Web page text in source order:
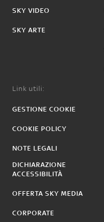
SKY VIDEO
SKY ARTE
Link utili:
GESTIONE COOKIE
COOKIE POLICY
NOTE LEGALI
DICHIARAZIONE
ACCESSIBILITÀ
OFFERTA SKY MEDIA
CORPORATE